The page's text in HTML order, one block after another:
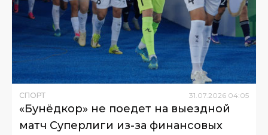
СПОРТ 31.07.2026 04:05
«Бунёдкор» не поедет на выездной
матч Суперлиги из-за финансовых